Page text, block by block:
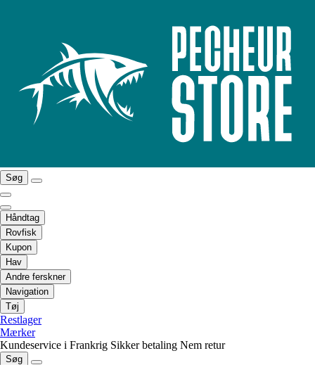
Søg
Håndtag
Rovfisk
Kupon
Hav
Andre ferskner
Navigation
Tøj
Restlager
Mærker
Kundeservice i Frankrig Sikker betaling Nem retur
Søg